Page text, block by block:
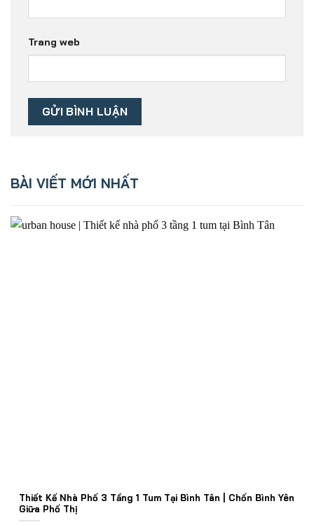
Trang web
BÀI VIẾT MỚI NHẤT
Thiết Kế Nhà Phố 3 Tầng 1 Tum Tại Bình Tân | Chốn Bình Yên
Giữa Phố Thị